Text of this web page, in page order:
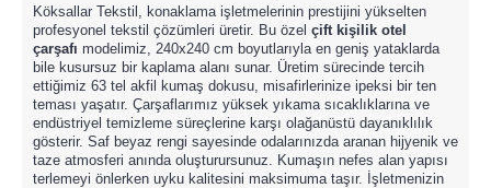
Köksallar Tekstil, konaklama işletmelerinin prestijini yükselten
profesyonel tekstil çözümleri üretir. Bu özel çift kişilik otel
çarşafı modelimiz, 240x240 cm boyutlarıyla en geniş yataklarda
bile kusursuz bir kaplama alanı sunar. Üretim sürecinde tercih
ettiğimiz 63 tel akfil kumaş dokusu, misafirlerinize ipeksi bir ten
teması yaşatır. Çarşaflarımız yüksek yıkama sıcaklıklarına ve
endüstriyel temizleme süreçlerine karşı olağanüstü dayanıklılık
gösterir. Saf beyaz rengi sayesinde odalarınızda aranan hijyenik ve
taze atmosferi anında oluşturursunuz. Kumaşın nefes alan yapısı
terlemeyi önlerken uyku kalitesini maksimuma taşır. İşletmenizin